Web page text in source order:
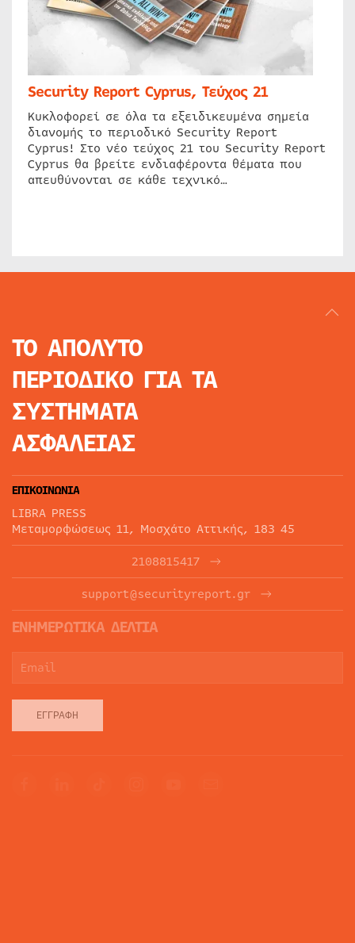
Security Report Cyprus, Τεύχος 21
Κυκλοφορεί σε όλα τα εξειδικευμένα σημεία
διανομής το περιοδικό Security Report
Cyprus! Στο νέο τεύχος 21 του Security Report
Cyprus θα βρείτε ενδιαφέροντα θέματα που
απευθύνονται σε κάθε τεχνικό…
ΤΟ ΑΠΟΛΥΤΟ
ΠΕΡΙΟΔΙΚΟ ΓΙΑ ΤΑ
ΣΥΣΤΗΜΑΤΑ
ΑΣΦΑΛΕΙΑΣ
ΕΠΙΚΟΙΝΩΝΙΑ
LIBRA PRESS
Μεταμορφώσεως 11, Μοσχάτο Αττικής, 183 45
2108815417
support@securityreport.gr
ΕΝΗΜΕΡΩΤΙΚΑ ΔΕΛΤΙΑ
ΕΓΓΡΑΦΉ